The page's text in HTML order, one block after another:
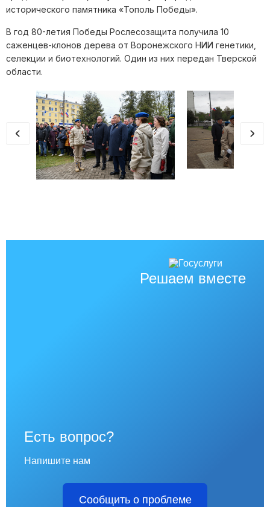
исторического памятника «Тополь Победы».
В год 80-летия Победы Рослесозащита получила 10
саженцев-клонов дерева от Воронежского НИИ генетики,
селекции и биотехнологий. Один из них передан Тверской
области.
Решаем вместе
Есть вопрос?
Напишите нам
Сообщить о проблеме